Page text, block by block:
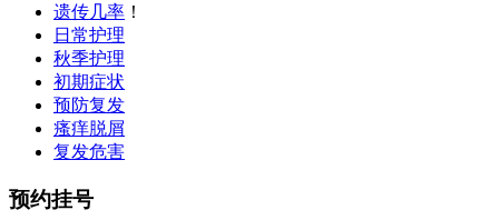
遗传几率 ！
日常护理
秋季护理
初期症状
预防复发
瘙痒脱屑
复发危害
预约挂号